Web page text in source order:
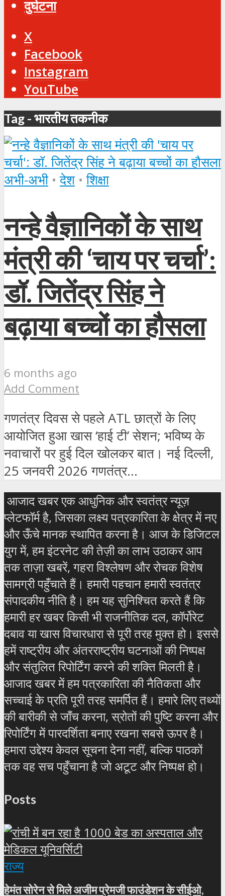
दुर्घटना
X
Facebook
Instagram
YouTube
Tag - भारतीय तकनीक
अभी-अभी • देश • शिक्षा
नन्हे वैज्ञानिकों के साथ
मंत्री की ‘चाय पर चर्चा’:
डॉ. जितेंद्र सिंह ने
बढ़ाया बच्चों का हौसला
6 months ago
Add Comment
गणतंत्र दिवस से पहले ATL छात्रों के लिए
आयोजित हुआ खास ‘हाई टी’ सेशन; भविष्य के
नवाचारों पर हुई दिल खोलकर बात। नई दिल्ली,
25 जनवरी 2026 गणतंत्र...
आजाद खबर एक आधुनिक और स्वतंत्र न्यूज़
प्लेटफॉर्म है, जिसका लक्ष्य पत्रकारिता के क्षेत्र में नए
और ऊँचे मानक स्थापित करना है। आज के डिजिटल
युग में, हम इंटरनेट की तेज़ी का लाभ उठाकर आप
तक ताज़ा खबरें, गहरा विश्लेषण और रोचक विशेष
सामग्री पहुँचाते हैं। हमारी पहचान हमारी स्वतंत्र
संपादकीय नीति है। हम यह सुनिश्चित करते हैं कि
हमारी हर खबर किसी भी राजनीतिक दल, कॉर्पोरेट
दबाव या खास विचारधारा से पूरी तरह मुक्त हो। इससे
हमें राष्ट्रीय और अंतरराष्ट्रीय घटनाओं की निष्पक्ष
और संतुलित रिपोर्टिंग करने की शक्ति मिलती है।
आजाद खबर में हम पत्रकारिता की नैतिकता और
सच्चाई के प्रति पूरी तरह समर्पित हैं। हमारे लिए तथ्यों
की बारीकी से जाँच करना, स्रोतों की पुष्टि करना और
रिपोर्टिंग में पारदर्शिता बनाए रखना सबसे ऊपर है।
हमारा उद्देश्य केवल सूचना देना नहीं, बल्कि पाठकों
तक वह सच पहुँचाना है जो अटूट और निष्पक्ष हो।
Posts
राज्य
हेमंत सोरेन से मिले अजीम प्रेमजी फाउंडेशन के सीईओ,